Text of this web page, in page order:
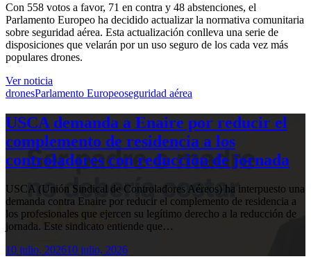
Con 558 votos a favor, 71 en contra y 48 abstenciones, el
Parlamento Europeo ha decidido actualizar la normativa comunitaria
sobre seguridad aérea. Esta actualización conlleva una serie de
disposiciones que velarán por un uso seguro de los cada vez más
populares drones.
Ver noticia
dronesParlamento Europeoseguridad aérea
USCA demanda a Enaire por reducir el
complemento de residencia a los
controladores con reducción de jornada
USCA (Unión Sindical de Controladores Aéreos) ha interpuesto una
demanda contra Enaire por reducir el complemento de residencia a
los profesionales que ejercen su legítimo derecho a la reducción de
jornada. Este sindicato entiende que…
10 julio, 202610 julio, 2026